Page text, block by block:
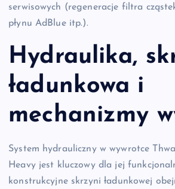
serwisowych (regeneracje filtra
płynu AdBlue itp.).
Hydraulika,
ładunkowa i
mechanizmy
System hydrauliczny w wywrotce
Heavy jest kluczowy dla jej
konstrukcyjne skrzyni ładunkowej